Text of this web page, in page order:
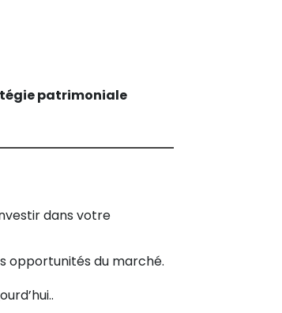
patrimoniale
dans votre
opportunités du marché.
.